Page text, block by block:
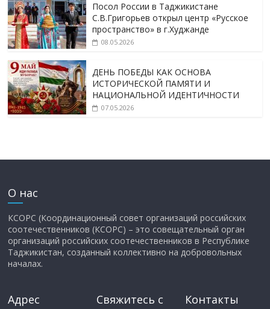
Посол России в Таджикистане
С.В.Григорьев открыл центр «Русское
пространство» в г.Худжанде
08.05.2026
ДЕНЬ ПОБЕДЫ КАК ОСНОВА
ИСТОРИЧЕСКОЙ ПАМЯТИ И
НАЦИОНАЛЬНОЙ ИДЕНТИЧНОСТИ
07.05.2026
О нас
КСОРС (Координационный совет организаций российских
соотечественников (КСОРС) – это совещательный орган
организаций российских соотечественников в Республике
Таджикистан, созданный коллективно на добровольных
началах.
Адрес
Свяжитесь с
Контакты